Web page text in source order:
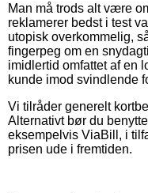
Man må trods alt være
reklamerer bedst i test
utopisk overkommelig,
fingerpeg om en
imidlertid omfattet af en
kunde imod svindlende
Vi tilråder generelt
Alternativt bør du
eksempelvis ViaBill, i
prisen ude i fremtiden.